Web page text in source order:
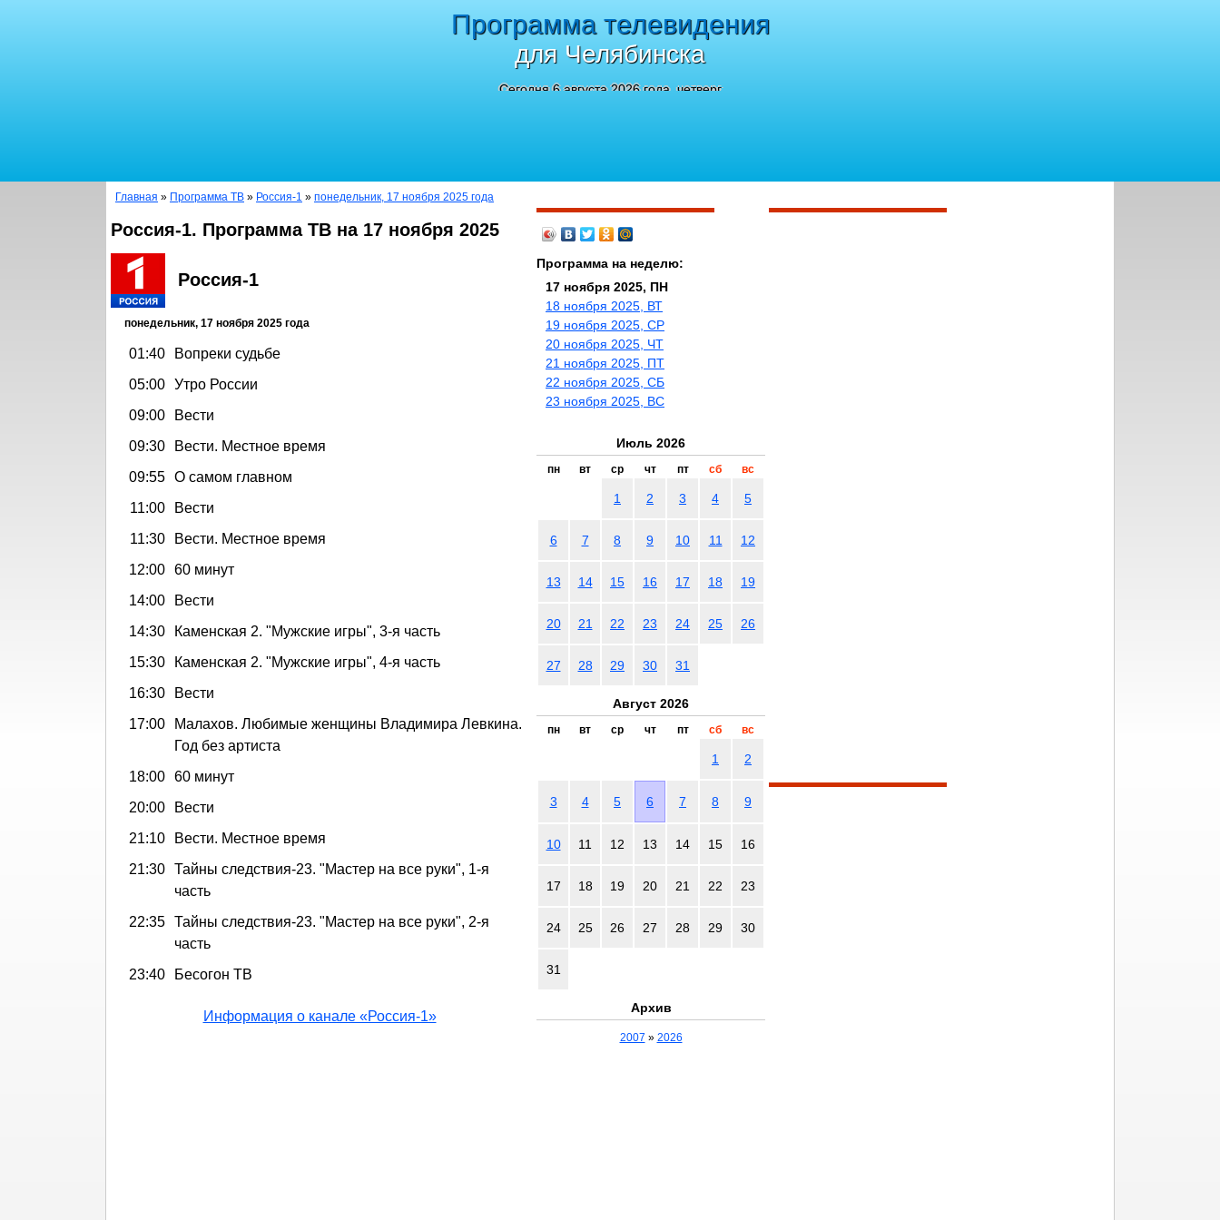
Программа телевидения
для Челябинска
Сегодня 6 августа 2026 года, четверг
Главная » Программа ТВ » Россия-1 » понедельник, 17 ноября 2025 года
Россия-1. Программа ТВ на 17 ноября 2025
Россия-1
понедельник, 17 ноября 2025 года
01:40
Вопреки судьбе
05:00 Утро России
09:00
Вести
09:30
Вести. Местное время
09:55 О самом главном
11:00
Вести
11:30
Вести. Местное время
12:00 60 минут
14:00
Вести
14:30
Каменская 2. "Мужские игры", 3-я часть
15:30
Каменская 2. "Мужские игры", 4-я часть
16:30
Вести
17:00
Малахов. Любимые женщины Владимира Левкина.
Год без артиста
18:00 60 минут
20:00
Вести
21:10
Вести. Местное время
21:30 Тайны следствия-23. "Мастер на все руки", 1-я
часть
22:35 Тайны следствия-23. "Мастер на все руки", 2-я
часть
23:40
Бесогон ТВ
Информация о канале «Россия-1»
Программа на неделю:
17 ноября 2025, ПН
18 ноября 2025, ВТ
19 ноября 2025, СР
20 ноября 2025, ЧТ
21 ноября 2025, ПТ
22 ноября 2025, СБ
23 ноября 2025, ВС
Июль 2026
пн вт ср чт пт сб вс
1 2 3 4 5
6 7 8 9 10 11 12
13 14 15 16 17 18 19
20 21 22 23 24 25 26
27 28 29 30 31
Август 2026
пн вт ср чт пт сб вс
1 2
3 4 5 6 7 8 9
10 11 12 13 14 15 16
17 18 19 20 21 22 23
24 25 26 27 28 29 30
31
Архив
2007 » 2026